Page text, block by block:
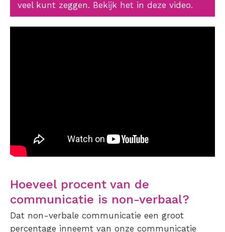
veel kunt zeggen. Bekijk het in deze video.
Hoeveel procent van de
communicatie is non-verbaal?
Dat non-verbale communicatie een groot
percentage inneemt van onze communicatie